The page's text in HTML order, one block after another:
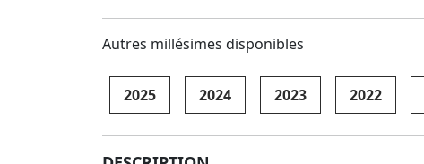
Autres millésimes disponibles
2025 2024 2023 2022